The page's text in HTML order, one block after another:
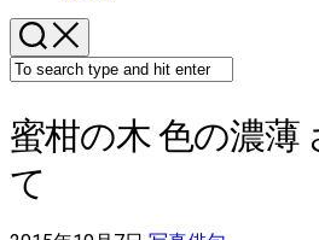
蜜柑の木 色の濃薄
て